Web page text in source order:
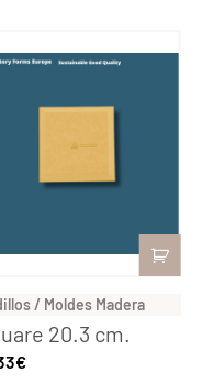
/ Moldes Madera
20.3 cm.
€